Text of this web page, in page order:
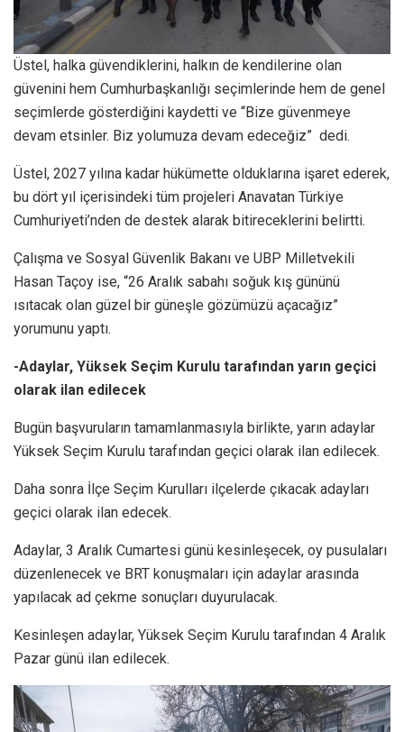
Üstel, halka güvendiklerini, halkın de kendilerine olan
güvenini hem Cumhurbaşkanlığı seçimlerinde hem de genel
seçimlerde gösterdiğini kaydetti ve “Bize güvenmeye
devam etsinler. Biz yolumuza devam edeceğiz” dedi.
Üstel, 2027 yılına kadar hükümette olduklarına işaret ederek,
bu dört yıl içerisindeki tüm projeleri Anavatan Türkiye
Cumhuriyeti’nden de destek alarak bitireceklerini belirtti.
Çalışma ve Sosyal Güvenlik Bakanı ve UBP Milletvekili
Hasan Taçoy ise, “26 Aralık sabahı soğuk kış gününü
ısıtacak olan güzel bir güneşle gözümüzü açacağız”
yorumunu yaptı.
-Adaylar, Yüksek Seçim Kurulu tarafından yarın geçici
olarak ilan edilecek
Bugün başvuruların tamamlanmasıyla birlikte, yarın adaylar
Yüksek Seçim Kurulu tarafından geçici olarak ilan edilecek.
Daha sonra İlçe Seçim Kurulları ilçelerde çıkacak adayları
geçici olarak ilan edecek.
Adaylar, 3 Aralık Cumartesi günü kesinleşecek, oy pusulaları
düzenlenecek ve BRT konuşmaları için adaylar arasında
yapılacak ad çekme sonuçları duyurulacak.
Kesinleşen adaylar, Yüksek Seçim Kurulu tarafından 4 Aralık
Pazar günü ilan edilecek.